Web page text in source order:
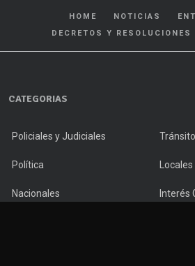
HOME NOTICIAS
DECRETOS Y RESOLUCIONES
CATEGORIAS
Policiales y Judiciales Tránsito
Política Locales
Nacionales Interés